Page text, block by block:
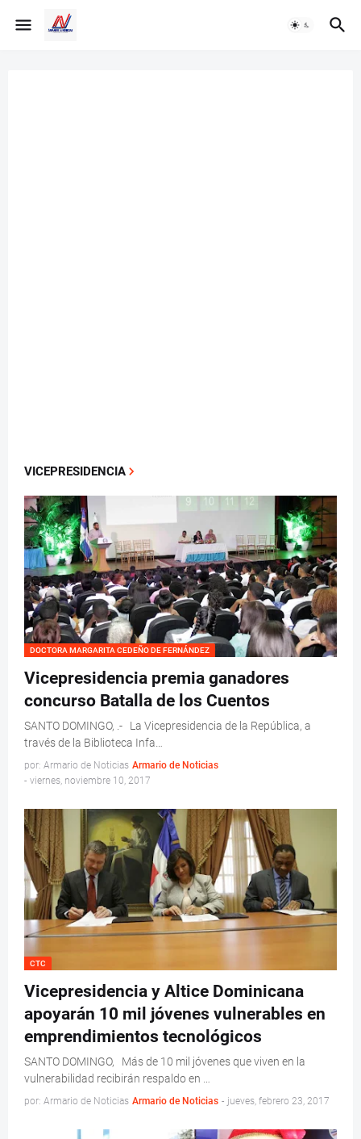
VICEPRESIDENCIA
DOCTORA MARGARITA CEDEÑO DE FERNÁNDEZ
Vicepresidencia premia ganadores
concurso Batalla de los Cuentos
SANTO DOMINGO, .- La Vicepresidencia de la República, a
través de la Biblioteca Infa…
por: Armario de Noticias Armario de Noticias
- viernes, noviembre 10, 2017
CTC
Vicepresidencia y Altice Dominicana
apoyarán 10 mil jóvenes vulnerables en
emprendimientos tecnológicos
SANTO DOMINGO, Más de 10 mil jóvenes que viven en la
vulnerabilidad recibirán respaldo en …
por: Armario de Noticias Armario de Noticias - jueves, febrero 23, 2017